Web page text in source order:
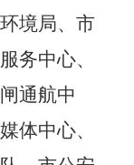
境局、市
务中心、
通航中
体中心、